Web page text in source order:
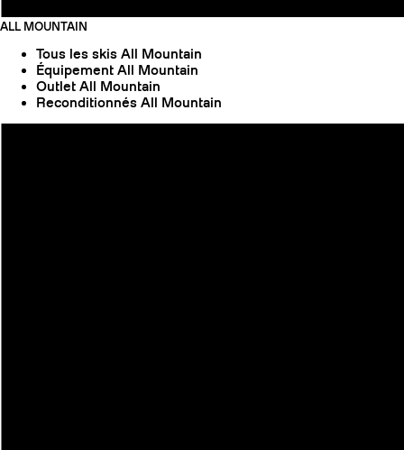
ALL MOUNTAIN
Tous les skis All Mountain
Équipement All Mountain
Outlet All Mountain
Reconditionnés All Mountain